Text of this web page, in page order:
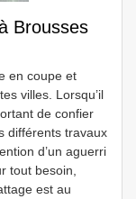
Brousses
en coupe et
villes. Lorsqu’il
de confier
différents travaux
d’un aguerri
tout besoin,
est au